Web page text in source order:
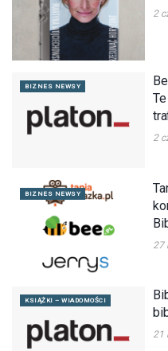
2
BIZNES NEWSY
2
BIZNES NEWSY
27
KSIĄŻKI – WIADOMOŚCI
21